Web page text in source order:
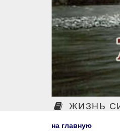
ЖИЗНЬ
на главную